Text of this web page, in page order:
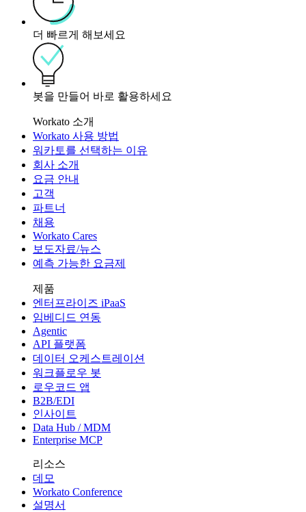
더 빠르게 해보세요
봇을 만들어 바로 활용하세요
Workato 소개
Workato 사용 방법
워카토를 선택하는 이유
회사 소개
요금 안내
고객
파트너
채용
Workato Cares
보도자료/뉴스
예측 가능한 요금제
제품
엔터프라이즈 iPaaS
임베디드 연동
Agentic
API 플랫폼
데이터 오케스트레이션
워크플로우 봇
로우코드 앱
B2B/EDI
인사이트
Data Hub / MDM
Enterprise MCP
리소스
데모
Workato Conference
설명서